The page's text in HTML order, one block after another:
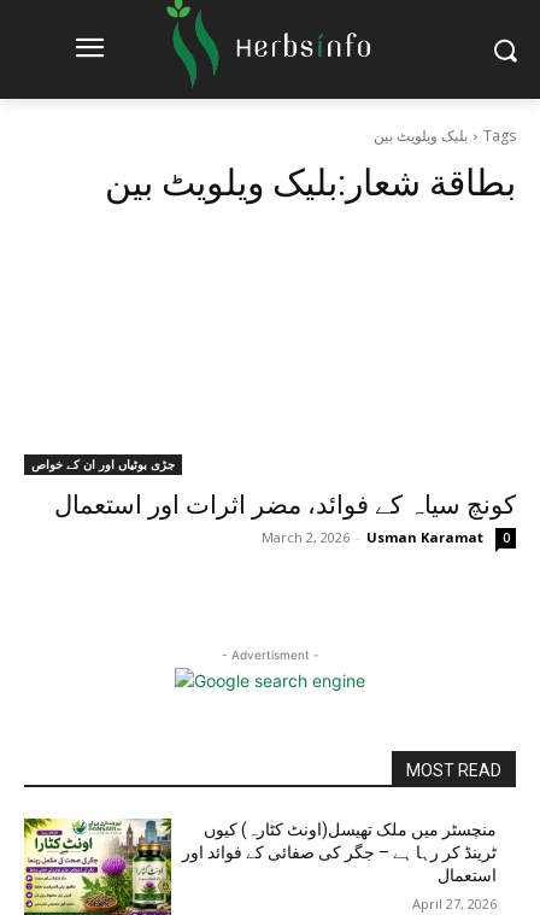
Tags بلیک ویلویٹ بین
بطاقة شعار:بلیک ویلویٹ بین
جڑی بوٹیاں اور ان کے خواص
کونچ سیاہ کے فوائد، مضر اثرات اور استعمال
Usman Karamat
-
March 2, 2026 0
- Advertisment -
MOST READ
منچسٹر میں ملک تھیسل(اونٹ کٹارہ) کیوں
ٹرینڈ کر رہا ہے – جگر کی صفائی کے فوائد اور
استعمال
April 27, 2026